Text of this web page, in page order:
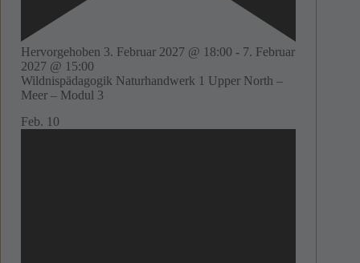
Hervorgehoben 3. Februar 2027 @ 18:00 - 7. Februar
2027 @ 15:00
Wildnispädagogik Naturhandwerk 1 Upper North –
Meer – Modul 3
Feb. 10